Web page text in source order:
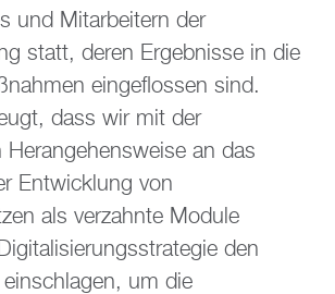
und Mitarbeitern der
statt, deren Ergebnisse in die
eingeflossen sind.
dass wir mit der
Herangehensweise an das
Entwicklung von
als verzahnte Module
den
um die